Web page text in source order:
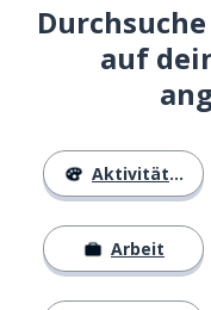
auf
Aktivitäten
Arbeit